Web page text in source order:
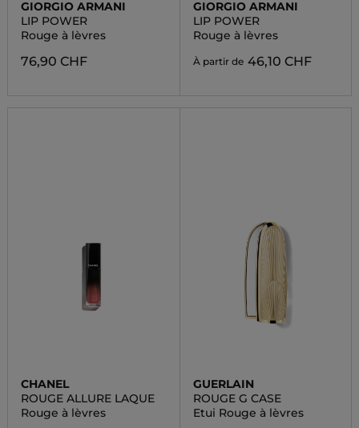
GIORGIO ARMANI
LIP POWER
Rouge à lèvres
76,90 CHF
GIORGIO ARMANI
LIP POWER
Rouge à lèvres
À partir de 46,10 CHF
CHANEL
ROUGE ALLURE LAQUE
Rouge à lèvres
GUERLAIN
ROUGE G CASE
Etui Rouge à lèvres